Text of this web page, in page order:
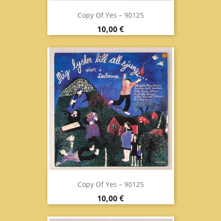
Copy Of Yes ‎– 90125
Prix
10,00 €
Copy Of Yes ‎– 90125
Prix
10,00 €